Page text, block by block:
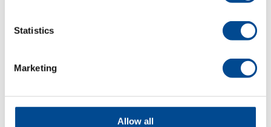
Statistics
Marketing
Allow all